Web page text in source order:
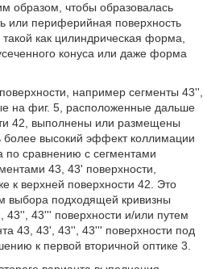
образом, чтобы образовалась
или периферийная поверхность
как цилиндрическая форма,
конуса или даже форма
например сегменты 43'',
на фиг. 5, расположенные дальше
42, выполнены или размещены
более высокий эффект коллимации
по сравнению с сегментами
43, 43' поверхности,
к верхней поверхности 42. Это
выбора подходящей кривизны
43'', 43''' поверхности и/или путем
43, 43', 43'', 43''' поверхности под
к первой вторичной оптике 3.